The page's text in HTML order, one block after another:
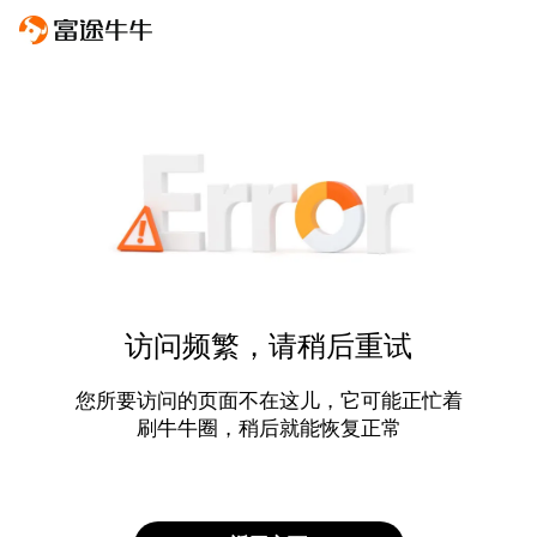
访问频繁，请稍后重试
您所要访问的页面不在这儿，它可能正忙着
刷牛牛圈，稍后就能恢复正常